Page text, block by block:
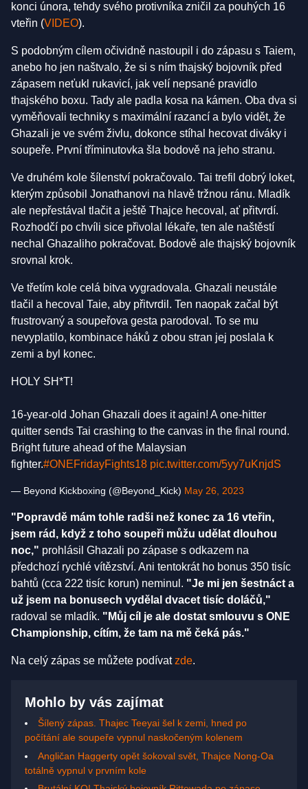
konci února, tehdy svého protivníka zničil za pouhých 16
vteřin (VIDEO).
S podobným cílem očividně nastoupil i do zápasu s Taiem,
anebo ho jen naštvalo, že si s ním thajský bojovník před
zápasem neťukl rukavicí, jak velí nepsané pravidlo
thajského boxu. Tady ale padla kosa na kámen. Oba dva si
vyměňovali techniky s maximální razancí a bylo vidět, že
Ghazali je ve svém živlu, dokonce stíhal hecovat diváky i
soupeře. První tříminutovka šla bodově na jeho stranu.
Ve druhém kole šílenství pokračovalo. Tai trefil dobrý loket,
kterým způsobil Jonathanovi na hlavě tržnou ránu. Mladík
ale nepřestával tlačit a ještě Thajce hecoval, ať přitvrdí.
Rozhodčí po chvíli sice přivolal lékaře, ten ale naštěstí
nechal Ghazaliho pokračovat. Bodově ale thajský bojovník
srovnal krok.
Ve třetím kole celá bitva vygradovala. Ghazali neustále
tlačil a hecoval Taie, aby přitvrdil. Ten naopak začal být
frustrovaný a soupeřova gesta parodoval. To se mu
nevyplatilo, kombinace háků z obou stran jej poslala k
zemi a byl konec.
HOLY SH*T!
16-year-old Johan Ghazali does it again! A one-hitter
quitter sends Tai crashing to the canvas in the final round.
Bright future ahead of the Malaysian
fighter.#ONEFridayFights18 pic.twitter.com/5yy7uKnjdS
— Beyond Kickboxing (@Beyond_Kick) May 26, 2023
"Popravdě mám tohle radši než konec za 16 vteřin,
jsem rád, když z toho soupeři můžu udělat dlouhou
noc," prohlásil Ghazali po zápase s odkazem na
předchozí rychlé vítězství. Ani tentokrát ho bonus 350 tisíc
bahtů (cca 222 tisíc korun) neminul. "Je mi jen šestnáct a
už jsem na bonusech vydělal dvacet tisíc doláčů,"
radoval se mladík. "Můj cíl je ale dostat smlouvu s ONE
Championship, cítím, že tam na mě čeká pás."
Na celý zápas se můžete podívatzde.
Mohlo by vás zajímat
Šílený zápas. Thajec Teeyai šel k zemi, hned po
počítání ale soupeře vypnul naskočeným kolenem
Angličan Haggerty opět šokoval svět, Thajce Nong-Oa
totálně vypnul v prvním kole